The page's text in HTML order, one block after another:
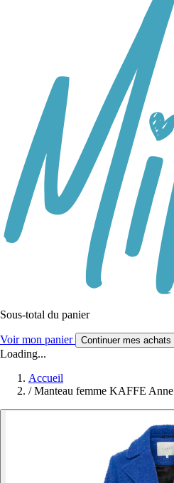
Sous-total du panier
Voir mon panier Continuer mes achats
Loading...
Accueil
/ Manteau femme KAFFE Anne